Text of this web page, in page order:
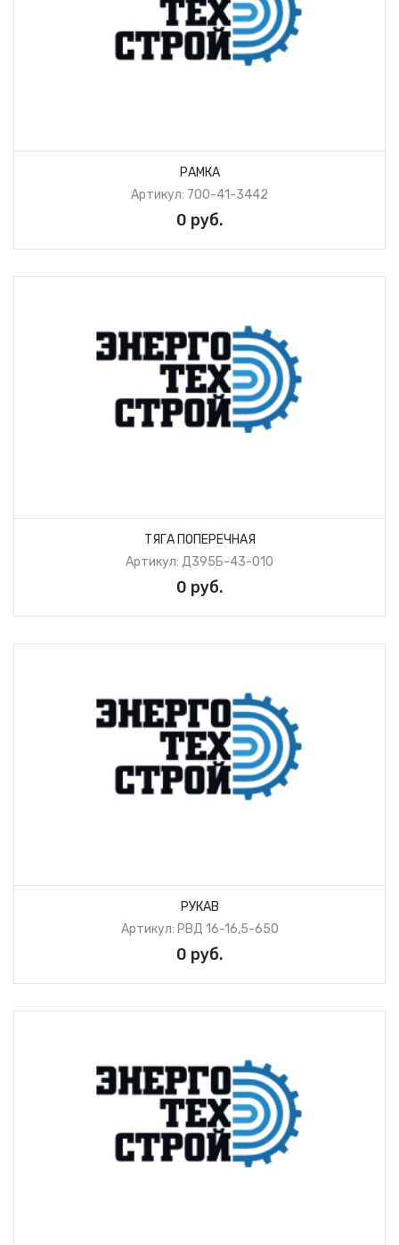
РАМКА
Артикул: 700-41-3442
0 руб.
ТЯГА ПОПЕРЕЧНАЯ
Артикул: Д395Б-43-010
0 руб.
РУКАВ
Артикул: РВД 16-16,5-650
0 руб.